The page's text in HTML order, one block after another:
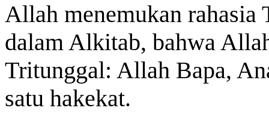
Allah menemukan rahasia
dalam Alkitab, bahwa
Tritunggal: Allah Bapa,
satu hakekat.